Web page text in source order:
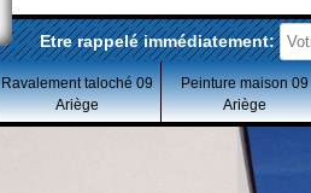
Etre rappelé immédiatement:
Ravalement taloché 09
Ariège
Peinture maison 09
Ariège